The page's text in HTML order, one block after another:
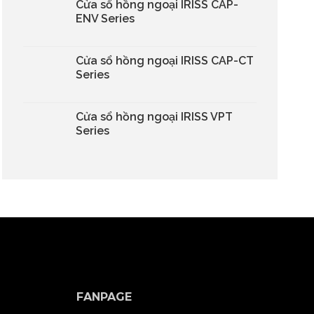
Cửa sổ hồng ngoại IRISS CAP-
ENV Series
Cửa sổ hồng ngoại IRISS CAP-CT
Series
Cửa sổ hồng ngoại IRISS VPT
Series
FANPAGE